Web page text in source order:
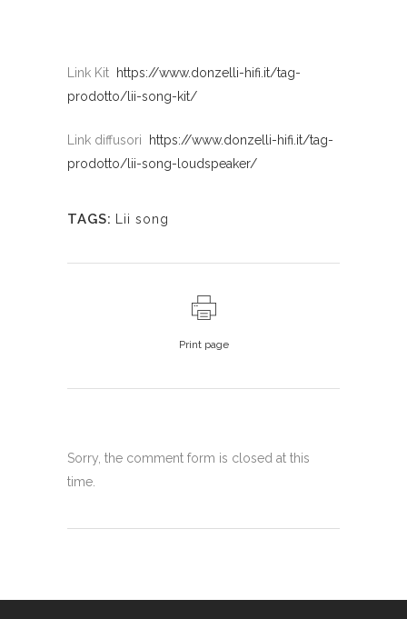
Link Kit
https://www.donzelli-hifi.it/tag-
prodotto/lii-song-kit/
Link diffusori
https://www.donzelli-hifi.it/tag-
prodotto/lii-song-loudspeaker/
TAGS: Lii song
Print page
Sorry, the comment form is closed at this
time.